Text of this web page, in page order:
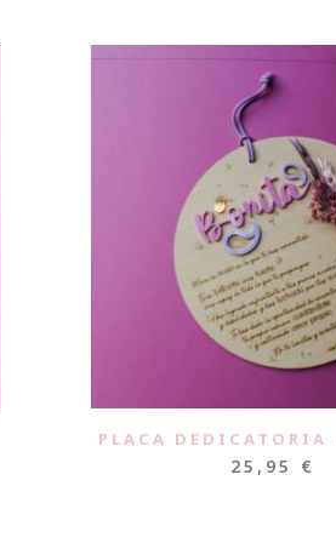
PLACA DEDICATORIA
25,95 €